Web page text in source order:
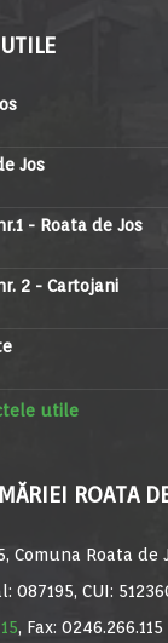
Jos
- Roata de Jos
2 - Cartojani
utile
ROATA
Comuna Roata de
087195, CUI:
, Fax: 0246.266.115